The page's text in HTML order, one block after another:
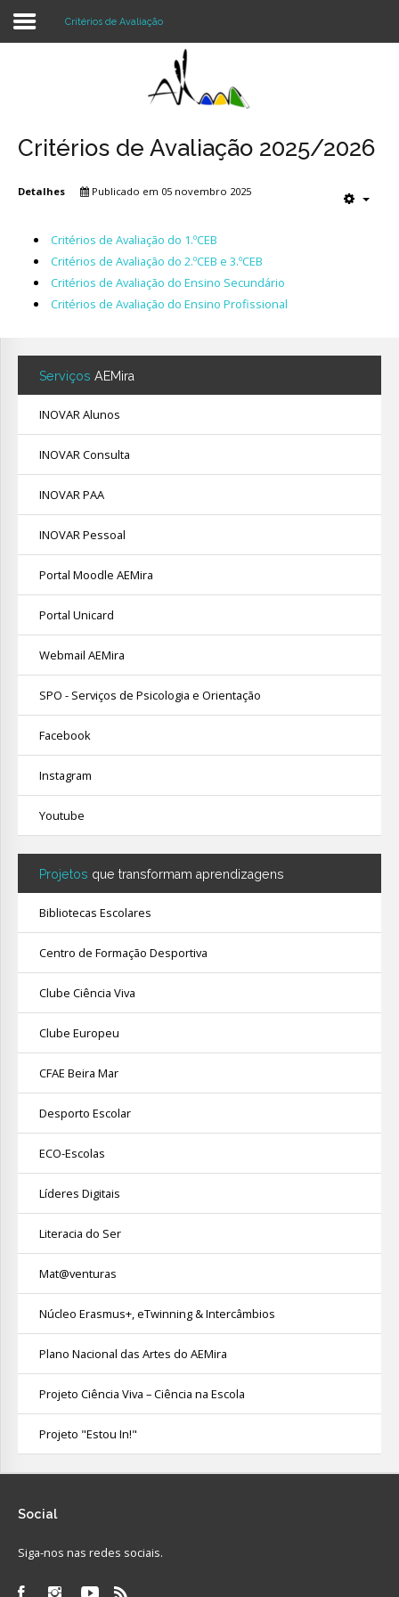
Register
Agrupamento
Alunos e Pais
Notícias
Critérios de Avaliação
Critérios de Avaliação 2025/2026
Detalhes Publicado em 05 novembro 2025
Critérios de Avaliação do 1.ºCEB
Critérios de Avaliação do 2.ºCEB e 3.ºCEB
Critérios de Avaliação do Ensino Secundário
Critérios de Avaliação do Ensino Profissional
Serviços AEMira
INOVAR Alunos
INOVAR Consulta
INOVAR PAA
INOVAR Pessoal
Portal Moodle AEMira
Portal Unicard
Webmail AEMira
SPO - Serviços de Psicologia e Orientação
Facebook
Instagram
Youtube
Projetos que transformam aprendizagens
Bibliotecas Escolares
Centro de Formação Desportiva
Clube Ciência Viva
Clube Europeu
CFAE Beira Mar
Desporto Escolar
ECO-Escolas
Líderes Digitais
Literacia do Ser
Mat@venturas
Núcleo Erasmus+, eTwinning & Intercâmbios
Plano Nacional das Artes do AEMira
Projeto Ciência Viva – Ciência na Escola
Projeto "Estou In!"
Social
Siga-nos nas redes sociais.